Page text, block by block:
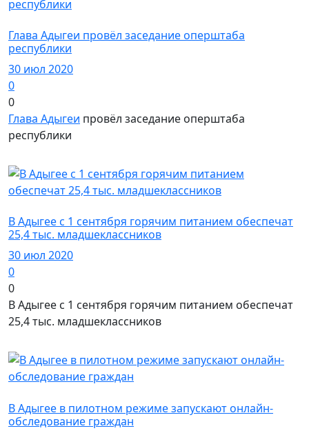
Глава Адыгеи провёл заседание оперштаба
республики
30 июл 2020
0
0
Глава Адыгеи провёл заседание оперштаба
республики
В Адыгее с 1 сентября горячим питанием обеспечат
25,4 тыс. младшеклассников
30 июл 2020
0
0
В Адыгее с 1 сентября горячим питанием обеспечат
25,4 тыс. младшеклассников
В Адыгее в пилотном режиме запускают онлайн-
обследование граждан